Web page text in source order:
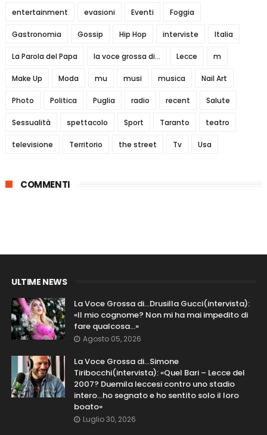
entertainment evasioni Eventi Foggia
Gastronomia Gossip Hip Hop interviste Italia
La Parola del Papa la voce grossa di... Lecce m
Make Up Moda mu musi musica Nail Art
Photo Politica Puglia radio recent Salute
Sessualità spettacolo Sport Taranto teatro
televisione Territorio the street Tv Usa
COMMENTI
ULTIME NEWS
La Voce Grossa di…Drusilla Gucci(intervista):
«Il mio cognome? Non mi ha mai impedito di
fare qualcosa…»
Agosto 05, 2026
La Voce Grossa di…Simone
Tiribocchi(intervista): «Quel Bari – Lecce del
2007? Duemila leccesi contro uno stadio
intero...ho segnato e ho sentito solo il loro
boato»
Luglio 30, 2026